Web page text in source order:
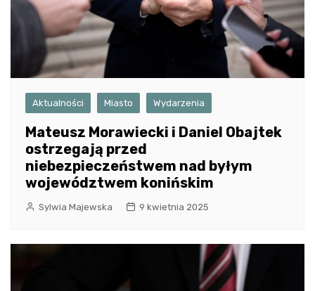
Aktualności Miasto Wydarzenia
Mateusz Morawiecki i Daniel Obajtek
ostrzegają przed
niebezpieczeństwem nad byłym
województwem konińskim
Sylwia Majewska 9 kwietnia 2025